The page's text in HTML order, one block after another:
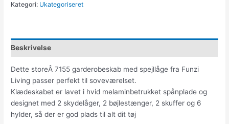
Kategori: Ukategoriseret
Beskrivelse
Dette storeÂ 7155 garderobeskab med spejllåge fra Funzi
Living passer perfekt til soveværelset.
Klædeskabet er lavet i hvid melaminbetrukket spånplade og
designet med 2 skydelåger, 2 bøjlestænger, 2 skuffer og 6
hylder, så der er god plads til alt dit tøj